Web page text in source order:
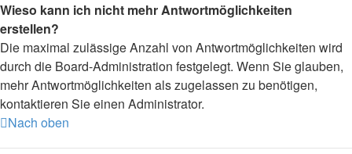
Wieso kann ich nicht mehr Antwortmöglichkeiten
erstellen?
Die maximal zulässige Anzahl von Antwortmöglichkeiten wird
durch die Board-Administration festgelegt. Wenn Sie glauben,
mehr Antwortmöglichkeiten als zugelassen zu benötigen,
kontaktieren Sie einen Administrator.
Nach oben